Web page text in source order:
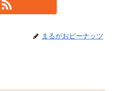
まるがおピーナッツ